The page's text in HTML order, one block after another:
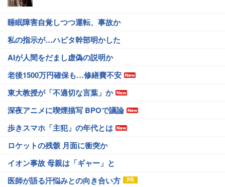
睡眠障害自覚しつつ運転、事故か
私の指示が…ハビタ幹部明かした
AIが人間をだまし虚偽の説明か
老後1500万円確保も…修繕費不安
東大教授が「不適切な言葉」か
深夜アニメに喫煙描写 BPOで議論
歩きスマホ「主犯」の年代とは
ロケットの残骸 月面に衝突か
イオン事故 母親は「ギャー」と
医師が語る汗悩みとの向き合い方